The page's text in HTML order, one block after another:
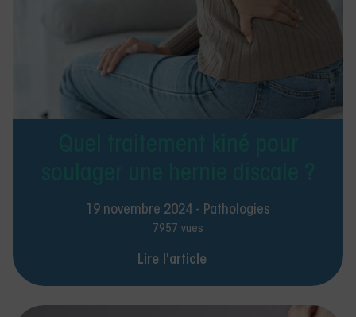
19 novembre 2024 - Pathologies
7957 vues
Lire l'article